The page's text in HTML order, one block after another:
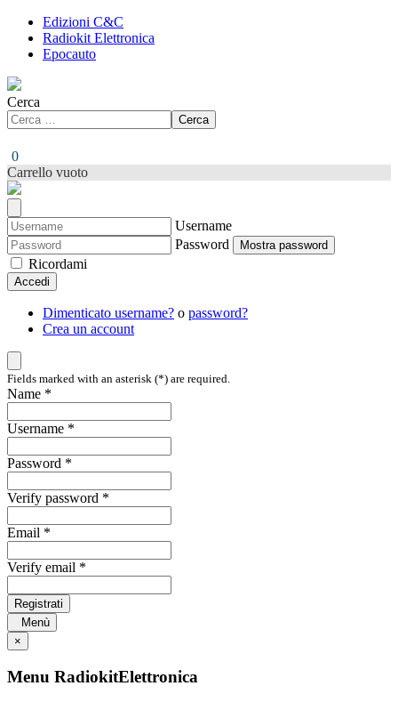
Edizioni C&C
Radiokit Elettronica
Epocauto
Cerca
Cerca
0
Carrello vuoto
Username
Password
Mostra password
Ricordami
Accedi
Dimenticato username? o password?
Crea un account
Fields marked with an asterisk (*) are required.
Name *
Username *
Password *
Verify password *
Email *
Verify email *
Registrati
Menù
×
Menu RadiokitElettronica